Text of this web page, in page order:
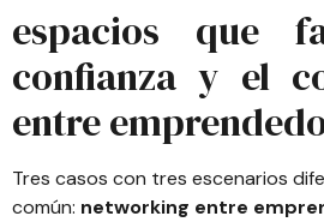
espacios que
confianza y el
entre
Tres casos con tres escenarios
común: networking entre